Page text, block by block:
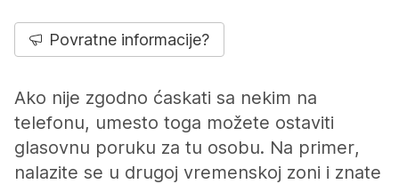
Povratne informacije?
Ako nije zgodno ćaskati sa nekim na
telefonu, umesto toga možete ostaviti
glasovnu poruku za tu osobu. Na primer,
nalazite se u drugoj vremenskoj zoni i znate